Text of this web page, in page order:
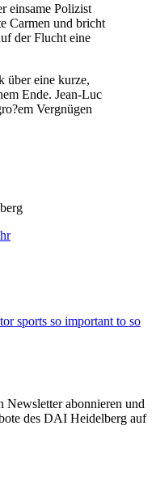
einsame Polizist
Carmen und bricht
der Flucht eine
über eine kurze,
Ende. Jean-Luc
Vergnügen
sports so important to so
Newsletter abonnieren und
des DAI Heidelberg auf